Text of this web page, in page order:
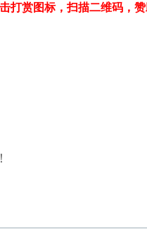
打赏图标，扫描二维码，赞